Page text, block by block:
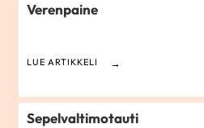
Verenpaine
LUE ARTIKKELI
Sepelvaltimotauti